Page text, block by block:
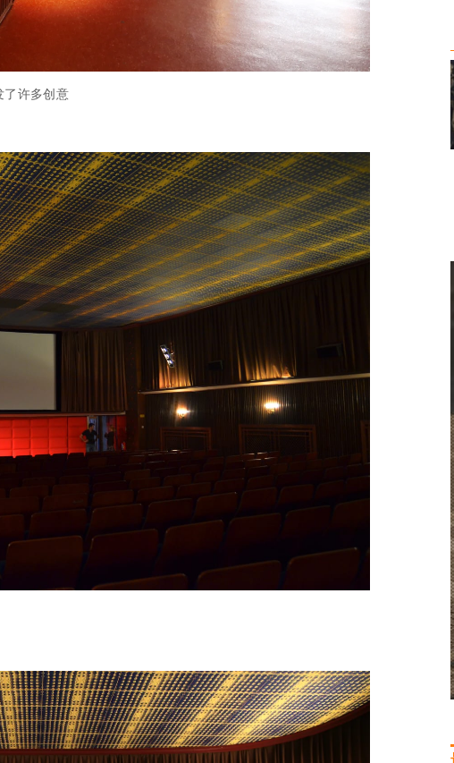
了许多创意